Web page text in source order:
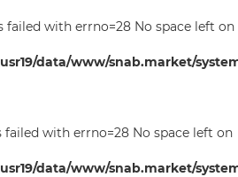
with errno=28 No space left on
data/www/snab.market/
with errno=28 No space left on
data/www/snab.market/